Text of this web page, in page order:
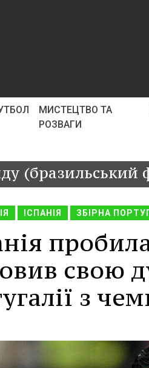
МИСТЕЦТВО ТА
РОЗВАГИ
(бразильський
ІСПАНІЯ ЗБІРНА
свою
з